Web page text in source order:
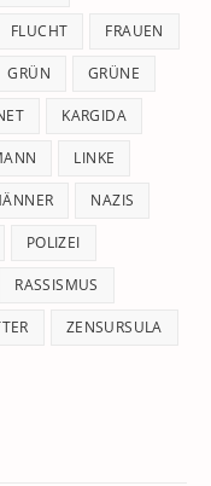
FLUCHT FRAUEN
GRÜN GRÜNE
KARGIDA
LINKE
NAZIS
POLIZEI
RASSISMUS
ZENSURSULA